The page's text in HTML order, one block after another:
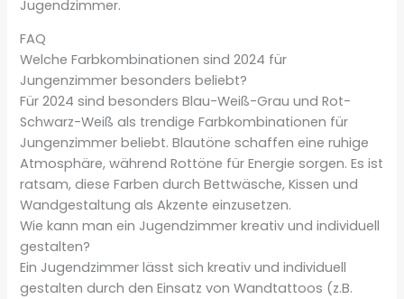
Jugendzimmer.
FAQ
Welche Farbkombinationen sind 2024 für
Jungenzimmer besonders beliebt?
Für 2024 sind besonders Blau-Weiß-Grau und Rot-
Schwarz-Weiß als trendige Farbkombinationen für
Jungenzimmer beliebt. Blautöne schaffen eine ruhige
Atmosphäre, während Rottöne für Energie sorgen. Es ist
ratsam, diese Farben durch Bettwäsche, Kissen und
Wandgestaltung als Akzente einzusetzen.
Wie kann man ein Jugendzimmer kreativ und individuell
gestalten?
Ein Jugendzimmer lässt sich kreativ und individuell
gestalten durch den Einsatz von Wandtattoos (z.B.